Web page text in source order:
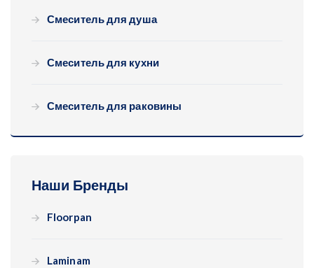
Смеситель для душа
Смеситель для кухни
Смеситель для раковины
Наши Бренды
Floorpan
Laminam